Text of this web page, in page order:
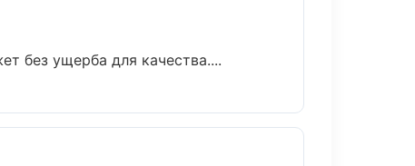
без ущерба для качества....